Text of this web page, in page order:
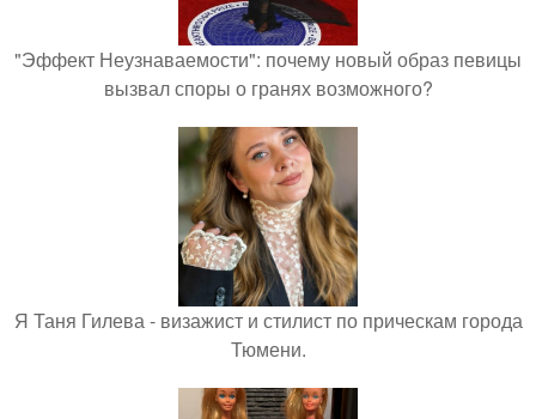
"Эффект Неузнаваемости": почему новый образ певицы
вызвал споры о гранях возможного?
Я Таня Гилева - визажист и стилист по прическам города
Тюмени.